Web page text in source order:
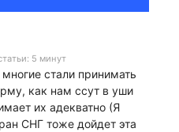
5 минут
стали принимать
как нам ссут в уши
их адекватно (Я
СНГ тоже дойдет эта